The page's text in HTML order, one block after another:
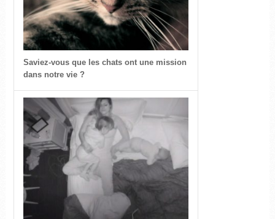
Saviez-vous que les chats ont une mission
dans notre vie ?